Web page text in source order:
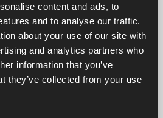
content and ads, to
and to analyse our traffic.
about your use of our site with
and analytics partners who
information that you’ve
they’ve collected from your use